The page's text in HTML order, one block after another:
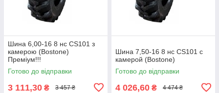
Шина 6,00-16 8 нс CS101 з
камерою (Bostone)
Преміум!!!
Готово до відправки
3 111,30 ₴ 3 457 ₴
Шина 7,50-16 8 нс CS101 с
камерой (Bostone)
Готово до відправки
4 026,60 ₴ 4 474 ₴